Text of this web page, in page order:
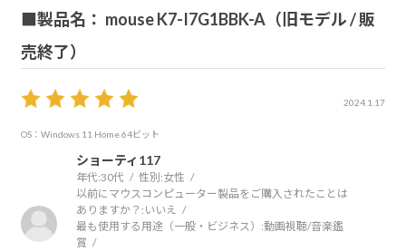
■製品名： mouse K7-I7G1BBK-A（旧モデル / 販
売終了）
2024.1.17
OS：Windows 11 Home 64ビット
ショーティ117
年代:30代 性別:女性
以前にマウスコンピューター製品をご購入されたことは
ありますか？: いいえ
最も使用する用途（一般・ビジネス）:動画視聴/音楽鑑
賞